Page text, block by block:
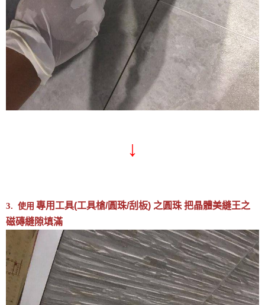
↓
3. 使用 專用工具(工具槍/圓珠/刮板) 之圓珠 把晶體美縫王之
磁磚縫隙填滿